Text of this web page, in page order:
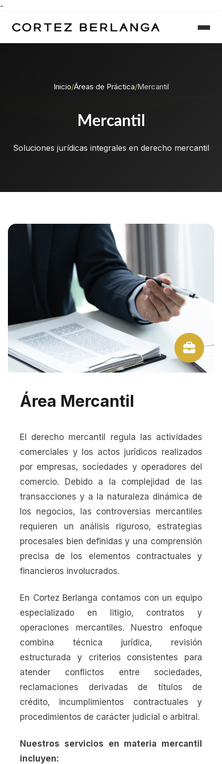
-
Inicio/Áreas de Práctica/Mercantil
Mercantil
Soluciones jurídicas integrales en derecho mercantil
Área Mercantil
El derecho mercantil regula las actividades
comerciales y los actos jurídicos realizados
por empresas, sociedades y operadores del
comercio. Debido a la complejidad de las
transacciones y a la naturaleza dinámica de
los negocios, las controversias mercantiles
requieren un análisis riguroso, estrategias
procesales bien definidas y una comprensión
precisa de los elementos contractuales y
financieros involucrados.
En Cortez Berlanga contamos con un equipo
especializado en litigio, contratos y
operaciones mercantiles. Nuestro enfoque
combina técnica jurídica, revisión
estructurada y criterios consistentes para
atender conflictos entre sociedades,
reclamaciones derivadas de títulos de
crédito, incumplimientos contractuales y
procedimientos de carácter judicial o arbitral.
Nuestros servicios en materia mercantil
incluyen: